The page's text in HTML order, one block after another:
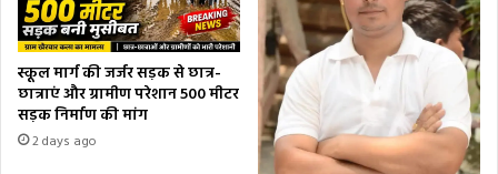
स्कूल मार्ग की जर्जर सड़क से छात्र-
छात्राएं और ग्रामीण परेशान 500 मीटर
सड़क निर्माण की मांग
2 days ago